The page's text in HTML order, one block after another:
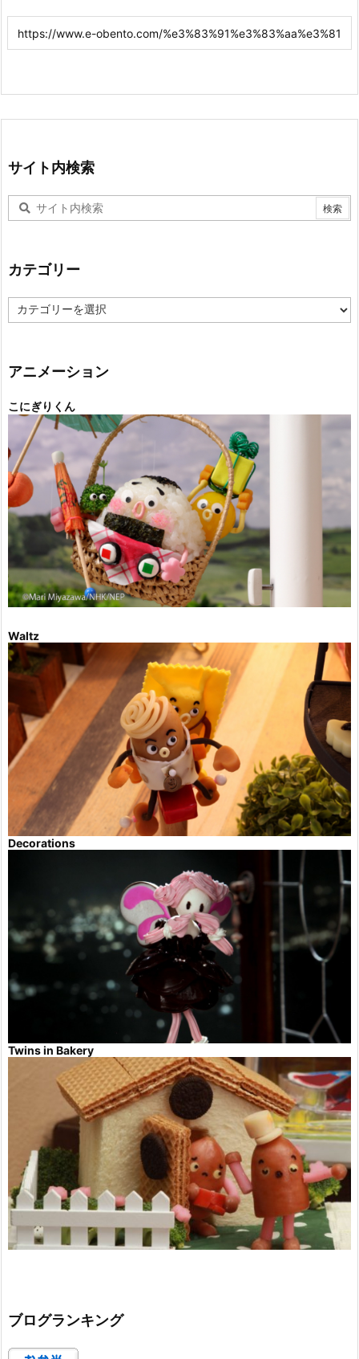
サイト内検索
カテゴリー
テ
ー
アニメーション
こにぎりくん
Waltz
Decorations
Twins in Bakery
ブログランキング